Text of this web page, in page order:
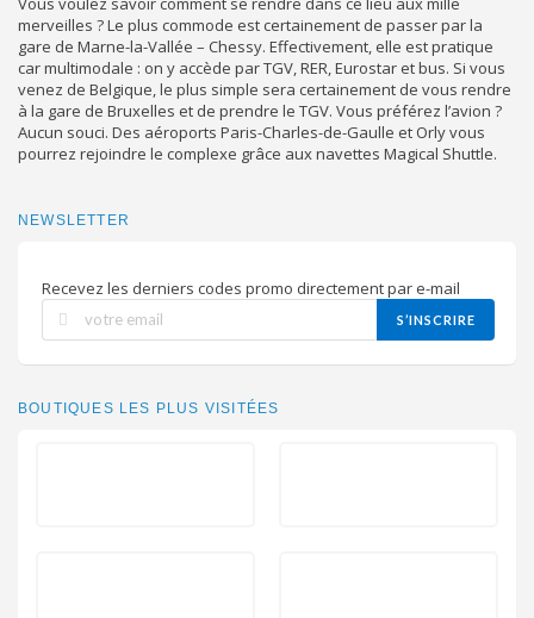
merveilles ? Le plus commode est certainement de passer par la
gare de Marne-la-Vallée – Chessy. Effectivement, elle est pratique
car multimodale : on y accède par TGV, RER, Eurostar et bus. Si vous
venez de Belgique, le plus simple sera certainement de vous rendre
à la gare de Bruxelles et de prendre le TGV. Vous préférez l’avion ?
Aucun souci. Des aéroports Paris-Charles-de-Gaulle et Orly vous
pourrez rejoindre le complexe grâce aux navettes Magical Shuttle.
NEWSLETTER
Recevez les derniers codes promo directement par e-mail
S’INSCRIRE
BOUTIQUES LES PLUS VISITÉES